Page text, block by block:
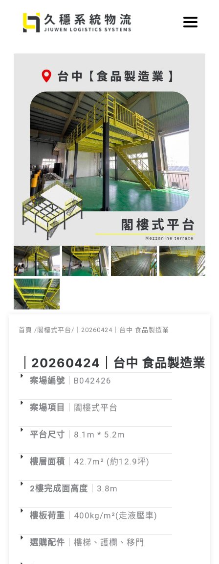
首頁 /閣樓式平台/｜20260424｜ 台中 食品製造業
｜20260424｜台中 食品製造業
案場編號 ｜B042426
案場項目 ｜閣樓式平台
平台尺寸 ｜8.1m * 5.2m
樓層面積 ｜42.7m² (約12.9坪)
2樓完成面高度 ｜3.8m
樓板荷重 ｜400kg/m²(走液壓車)
選購配件 ｜樓梯、護欄、移門